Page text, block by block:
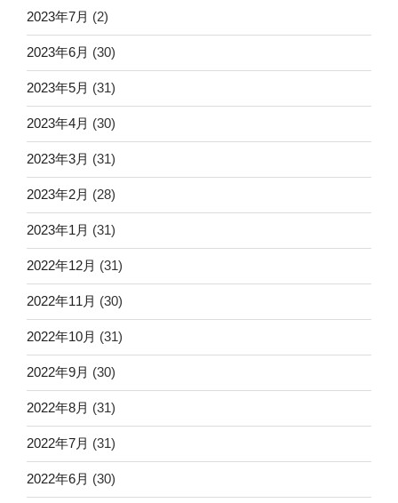
2023年7月 (2)
2023年6月 (30)
2023年5月 (31)
2023年4月 (30)
2023年3月 (31)
2023年2月 (28)
2023年1月 (31)
2022年12月 (31)
2022年11月 (30)
2022年10月 (31)
2022年9月 (30)
2022年8月 (31)
2022年7月 (31)
2022年6月 (30)